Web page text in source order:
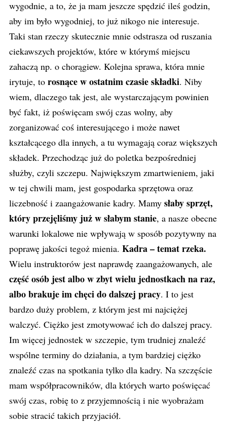
wygodnie, a to, że ja mam jeszcze spędzić ileś godzin,
aby im było wygodniej, to już nikogo nie interesuje.
Taki stan rzeczy skutecznie mnie odstrasza od ruszania
ciekawszych projektów, które w którymś miejscu
zahaczą np. o chorągiew. Kolejna sprawa, która mnie
irytuje, to rosnące w ostatnim czasie składki. Niby
wiem, dlaczego tak jest, ale wystarczającym powinien
być fakt, iż poświęcam swój czas wolny, aby
zorganizować coś interesującego i może nawet
kształcącego dla innych, a tu wymagają coraz większych
składek. Przechodząc już do poletka bezpośredniej
służby, czyli szczepu. Największym zmartwieniem, jaki
w tej chwili mam, jest gospodarka sprzętowa oraz
liczebność i zaangażowanie kadry. Mamy słaby sprzęt,
który przejęliśmy już w słabym stanie, a nasze obecne
warunki lokalowe nie wpływają w sposób pozytywny na
poprawę jakości tegoż mienia. Kadra – temat rzeka.
Wielu instruktorów jest naprawdę zaangażowanych, ale
część osób jest albo w zbyt wielu jednostkach na raz,
albo brakuje im chęci do dalszej pracy. I to jest
bardzo duży problem, z którym jest mi najciężej
walczyć. Ciężko jest zmotywować ich do dalszej pracy.
Im więcej jednostek w szczepie, tym trudniej znaleźć
wspólne terminy do działania, a tym bardziej ciężko
znaleźć czas na spotkania tylko dla kadry. Na szczęście
mam współpracowników, dla których warto poświęcać
swój czas, robię to z przyjemnością i nie wyobrażam
sobie stracić takich przyjaciół.